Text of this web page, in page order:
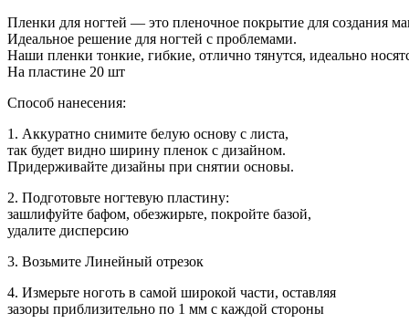
Пленки для ногтей — это пленочное покрытие для создания
Идеальное решение для ногтей с проблемами.
Наши пленки тонкие, гибкие, отлично тянутся, идеально
На пластине 20 шт
Способ нанесения:
1. Аккуратно снимите белую основу с листа,
так будет видно ширину пленок с дизайном.
Придерживайте дизайны при снятии основы.
2. Подготовьте ногтевую пластину:
зашлифуйте бафом, обезжирьте, покройте базой,
удалите дисперсию
3. Возьмите Линейный отрезок
4. Измерьте ноготь в самой широкой части, оставляя
зазоры приблизительно по 1 мм с каждой стороны